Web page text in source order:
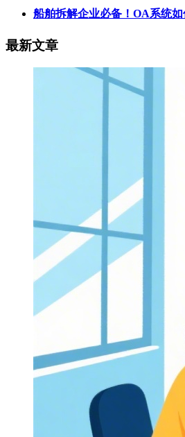
船舶拆解企业必备！OA系统
最新文章